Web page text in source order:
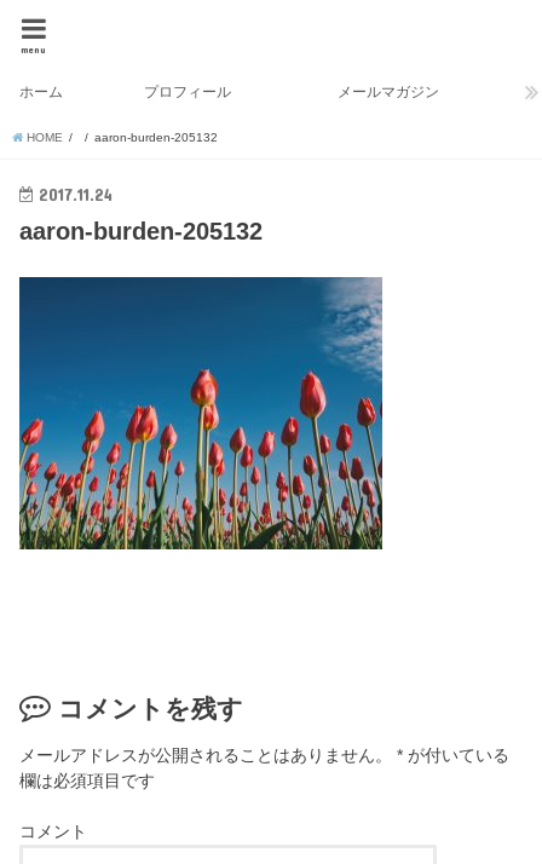
menu
ホーム プロフィール メールマガジン
HOME aaron-burden-205132
2017.11.24
aaron-burden-205132
コメントを残す
メールアドレスが公開されることはありません。 * が付いている
欄は必須項目です
コメント